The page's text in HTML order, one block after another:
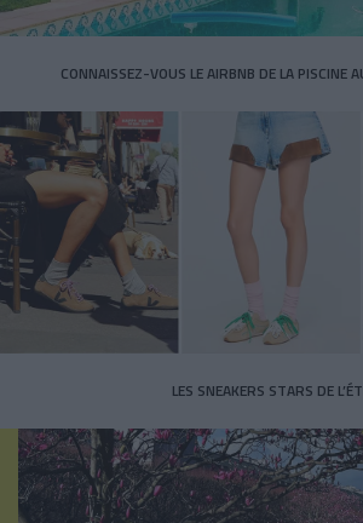
CONNAISSEZ-VOUS LE AIRBNB DE LA PISCINE
LES SNEAKERS STARS DE